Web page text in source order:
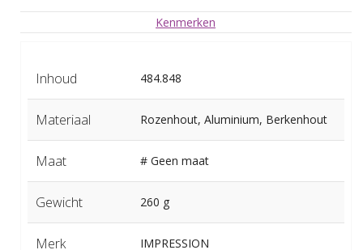
Kenmerken
Inhoud 484.848
Materiaal Rozenhout, Aluminium, Berkenhout
Maat # Geen maat
Gewicht 260 g
Merk IMPRESSION